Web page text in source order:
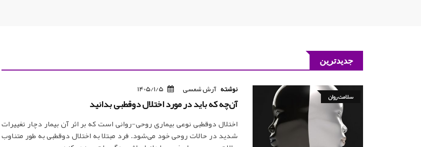
جدیدترین
سلامت روان
نوشته آرش شمسی 1405/1/5
آن‌چه که باید در مورد اختلال دوقطبی بدانید
اختلال دوقطبی نوعی بیماری روحی-روانی است که بر اثر آن بیمار دچار تغییرات
شدید در حالات روحی خود می‌شود. فرد مبتلا به اختلال دوقطبی به طور متناوب